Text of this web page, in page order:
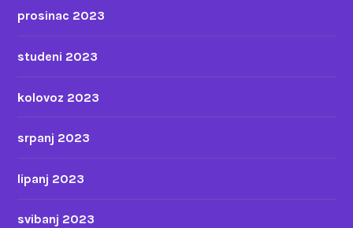
prosinac 2023
studeni 2023
kolovoz 2023
srpanj 2023
lipanj 2023
svibanj 2023